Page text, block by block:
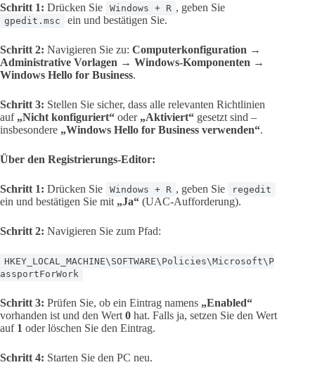
Schritt 1: Drücken Sie Windows + R , geben Sie
gpedit.msc ein und bestätigen Sie.
Schritt 2: Navigieren Sie zu: Computerkonfiguration →
Administrative Vorlagen → Windows-Komponenten →
Windows Hello for Business.
Schritt 3: Stellen Sie sicher, dass alle relevanten Richtlinien
auf „Nicht konfiguriert“ oder „Aktiviert“ gesetzt sind –
insbesondere „Windows Hello for Business verwenden“.
Über den Registrierungs-Editor:
Schritt 1: Drücken Sie Windows + R , geben Sie regedit
ein und bestätigen Sie mit „Ja“ (UAC-Aufforderung).
Schritt 2: Navigieren Sie zum Pfad:
HKEY_LOCAL_MACHINE\SOFTWARE\Policies\Microsoft\P
assportForWork
Schritt 3: Prüfen Sie, ob ein Eintrag namens „Enabled“
vorhanden ist und den Wert 0 hat. Falls ja, setzen Sie den Wert
auf 1 oder löschen Sie den Eintrag.
Schritt 4: Starten Sie den PC neu.